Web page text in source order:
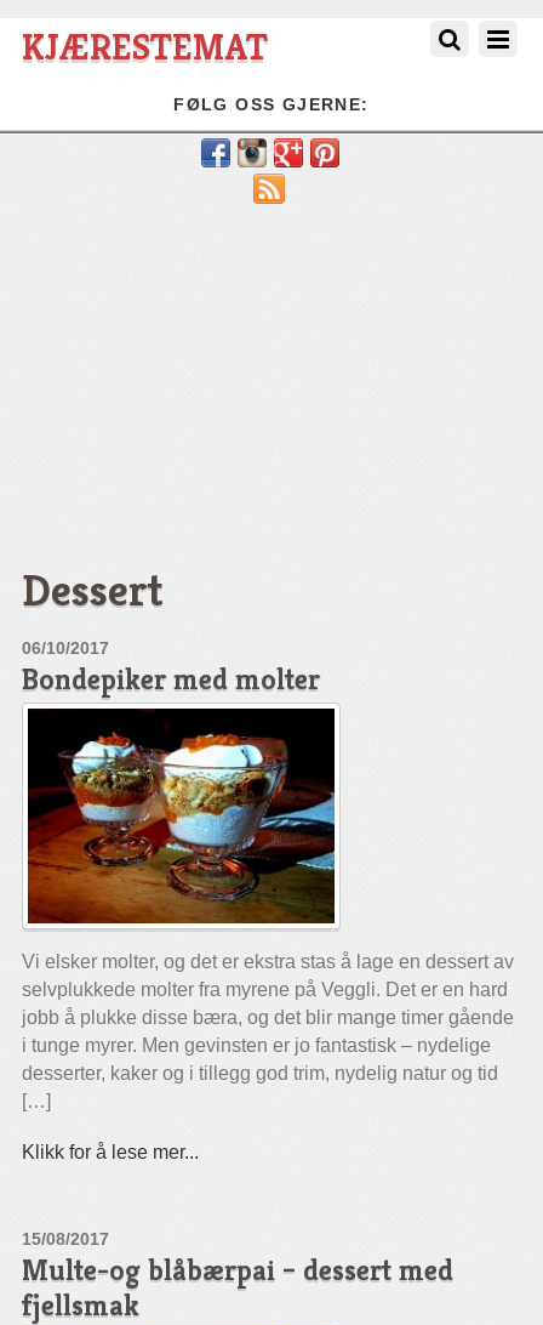
KJÆRESTEMAT
FØLG OSS GJERNE:
RSS
Dessert
06/10/2017
Bondepiker med molter
Vi elsker molter, og det er ekstra stas å lage en dessert av
selvplukkede molter fra myrene på Veggli. Det er en hard
jobb å plukke disse bæra, og det blir mange timer gående
i tunge myrer. Men gevinsten er jo fantastisk – nydelige
desserter, kaker og i tillegg god trim, nydelig natur og tid
[…]
Klikk for å lese mer...
15/08/2017
Multe-og blåbærpai – dessert med
fjellsmak